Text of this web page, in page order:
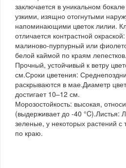
заключается в уникальном
узкими, изящно отогнутыми
напоминающими цветок лилии.
отличается контрастной
малиново-пурпурный или
белой каймой по краям лепестков.
Прочный, устойчивый к ветру
см.Сроки цветения:
раскрываются в мае.Диаметр
достигает 10–12 см.
Морозостойкость: высокая,
(выдерживает до -40 °C).Листья:
зеленые, у некоторых растений с
по краю.